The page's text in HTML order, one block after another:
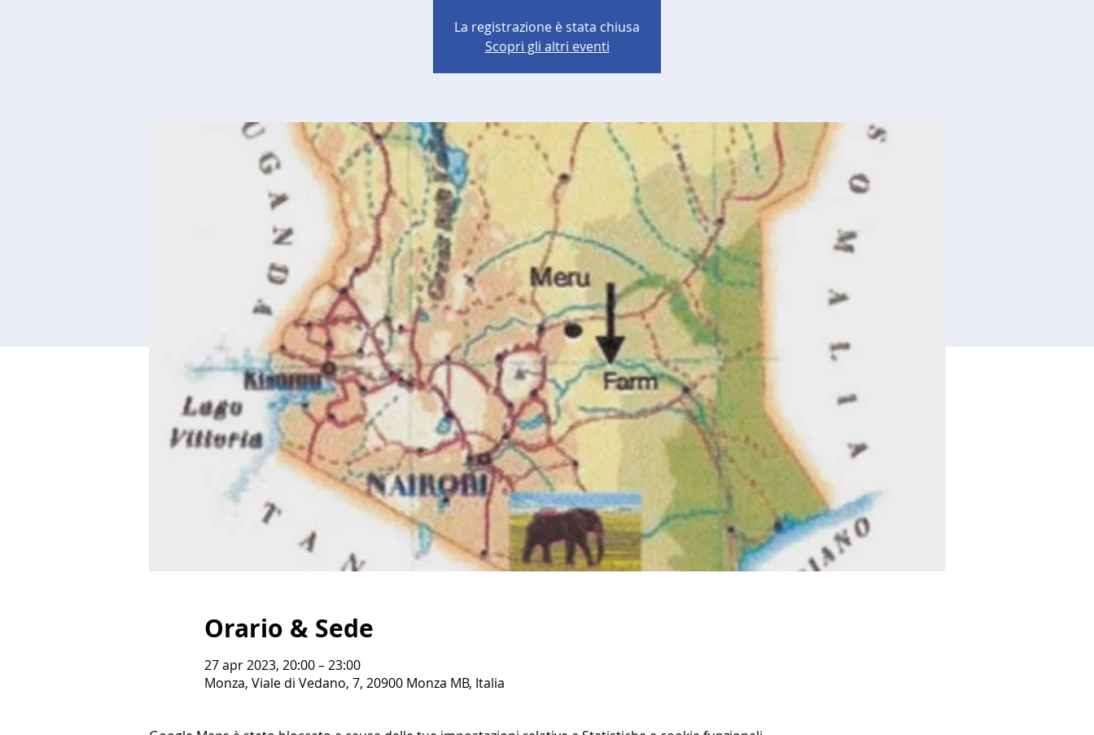
La registrazione è stata chiusa
Scopri gli altri eventi
Orario & Sede
27 apr 2023, 20:00 – 23:00
Monza, Viale di Vedano, 7, 20900 Monza MB, Italia